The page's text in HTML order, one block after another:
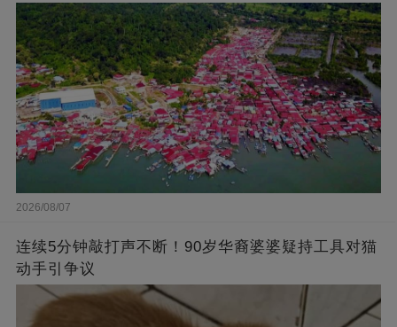
2026/08/07
连续5分钟敲打声不断！90岁华裔婆婆疑持工具对猫
动手引争议